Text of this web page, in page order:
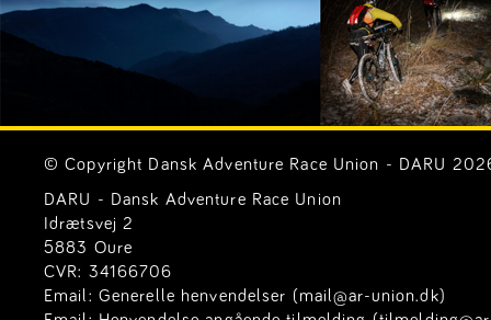
© Copyright Dansk Adventure Race Union - DARU
DARU - Dansk Adventure Race Union
Idrætsvej 2
5883 Oure
CVR: 34166706
Email: Generelle henvendelser (mail@ar-union.dk)